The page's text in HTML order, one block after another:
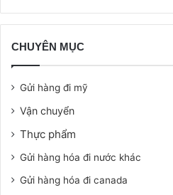
CHUYÊN MỤC
Gửi hàng đi mỹ
Vận chuyển
Thực phẩm
Gửi hàng hóa đi nước khác
Gửi hàng hóa đi canada